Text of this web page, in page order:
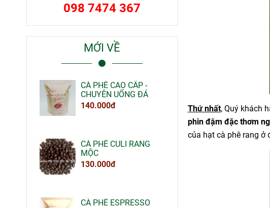
Thứ nhất, Quý khách
phin đậm đặc thơm
của hạt cà phê rang ở
098 7474 367
MỚI VỀ
CÀ PHÊ CAO CẤP -
CHUYÊN UỐNG ĐÁ
140.000đ
CÀ PHÊ CULI RANG
MỘC
130.000đ
CÀ PHÊ ESPRESSO